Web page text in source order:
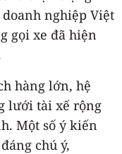
nghiệp Việt
gọi xe đã hiện
hàng lớn, hệ
lưới tài xế rộng
Một số ý kiến
chú ý,